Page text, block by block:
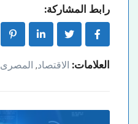
رابط المشاركة:
العلامات: الاقتصاد, المصرى